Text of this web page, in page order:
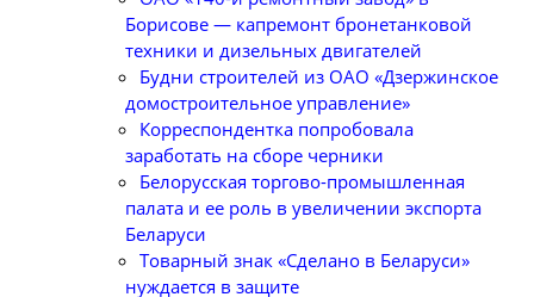
Борисове — капремонт бронетанковой
техники и дизельных двигателей
Будни строителей из ОАО «Дзержинское
домостроительное управление»
Корреспондентка попробовала
заработать на сборе черники
Белорусская торгово-промышленная
палата и ее роль в увеличении экспорта
Беларуси
Товарный знак «Сделано в Беларуси»
нуждается в защите